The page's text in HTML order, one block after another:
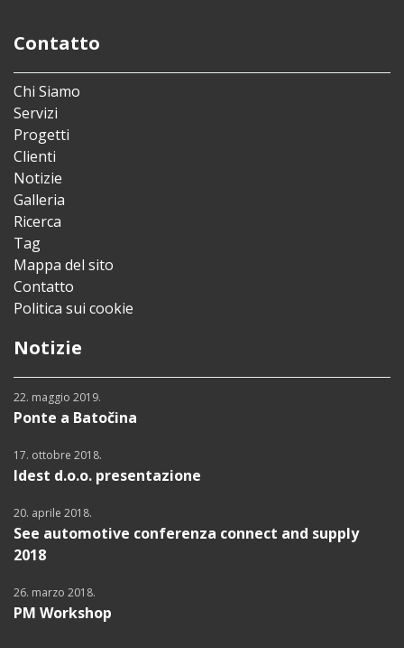
Contatto
Chi Siamo
Servizi
Progetti
Clienti
Notizie
Galleria
Ricerca
Tag
Mappa del sito
Contatto
Politica sui cookie
Notizie
22. maggio 2019.
Ponte a Batočina
17. ottobre 2018.
Idest d.o.o. presentazione
20. aprile 2018.
See automotive conferenza connect and supply
2018
26. marzo 2018.
PM Workshop